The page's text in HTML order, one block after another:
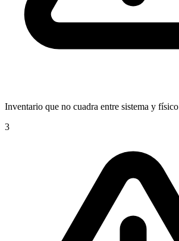
Inventario que no cuadra entre sistema y físico
3